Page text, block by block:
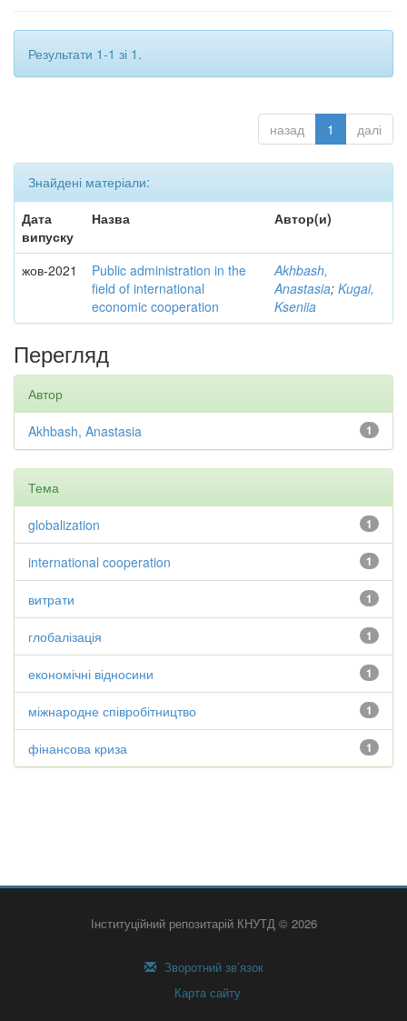
Результати 1-1 зі 1.
назад 1 далі
Знайдені матеріали:
Дата
випуску
Назва Автор(и)
жов-2021
Public administration in the
field of international
economic cooperation
Akhbash,
Anastasia; Kugai,
Kseniia
Перегляд
Автор
1
Akhbash, Anastasia
Тема
1
globalization
1
international cooperation
1
витрати
1
глобалізація
1
економічні відносини
1
міжнародне співробітництво
1
фінансова криза
Інституційний репозитарій КНУТД © 2026
Зворотний зв’язок
Карта сайту